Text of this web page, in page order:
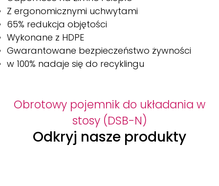
Z ergonomicznymi uchwytami
65% redukcja objętości
Wykonane z HDPE
Gwarantowane bezpieczeństwo żywności
w 100% nadaje się do recyklingu
Obrotowy pojemnik do układania w
stosy (DSB-N)
Odkryj nasze produkty